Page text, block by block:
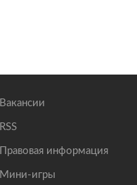
Вакансии
RSS
Правовая информация
Мини-игры